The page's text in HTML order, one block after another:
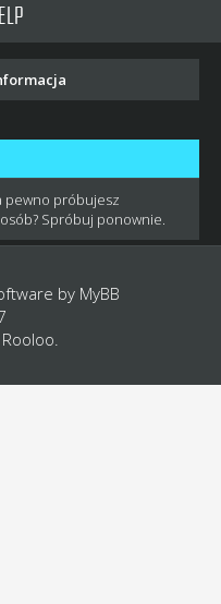
pewno próbujesz
Spróbuj ponownie.
by MyBB
Rooloo.